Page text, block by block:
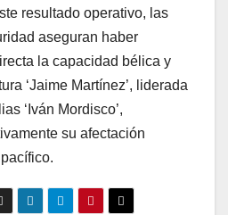
resultado operativo, las
aseguran haber
la capacidad bélica y
‘Jaime Martínez’, liderada
‘Iván Mordisco’,
su afectación